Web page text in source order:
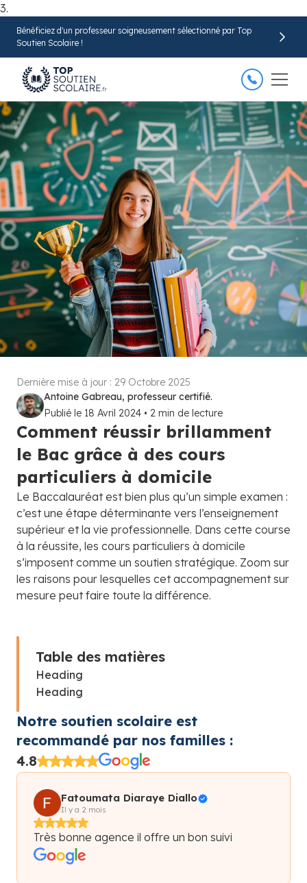
3.
Trouver mon professeur
Bénéficiez d'un professeur soigneusement sélectionné par Top
Soutien Scolaire !
Dernière mise à jour : 29 Octobre 2025
Antoine Gabreau, professeur certifié.
Publié le 18 Avril 2024 • 2 min de lecture
Comment réussir brillamment
le Bac grâce à des cours
particuliers à domicile
Le Baccalauréat est bien plus qu’un simple examen :
c’est une étape déterminante vers l’enseignement
supérieur et la vie professionnelle. Dans cette course
à la réussite, les cours particuliers à domicile
s’imposent comme un soutien stratégique. Zoom sur
les raisons pour lesquelles cet accompagnement sur
mesure peut faire toute la différence.
Table des matières
Heading
Heading
Notre soutien scolaire est
recommandé par nos familles :
4.8
Fatoumata Diaraye Diallo
Il y a 2 mois
Très bonne agence il offre un bon suivi